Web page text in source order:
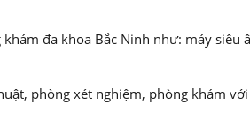
đa khoa Bắc Ninh như: máy
phòng xét nghiệm, phòng khám